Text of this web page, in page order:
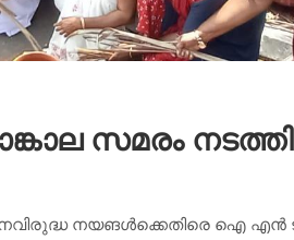
സമരം നടത്തി
നയങൾക്കെതിരെ ഐ എൻ